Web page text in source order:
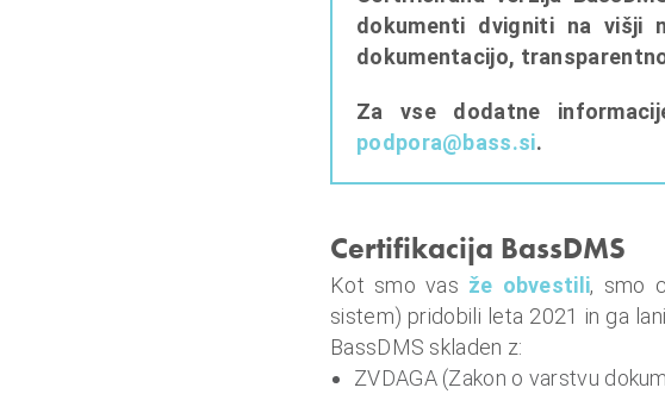
dokumenti dvigniti na višji
dokumentacijo,
Za vse dodatne
podpora@bass.si.
Certifikacija BassDMS
Kot smo vas že obvestili, smo
sistem) pridobili leta 2021 in ga
BassDMS skladen z:
ZVDAGA (Zakon o varstvu